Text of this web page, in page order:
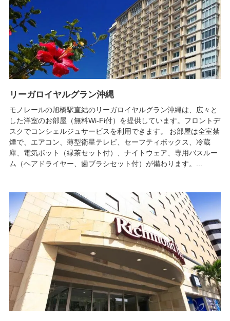
リーガロイヤルグラン沖縄
モノレールの旭橋駅直結のリーガロイヤルグラン沖縄は、広々と
した洋室のお部屋（無料Wi-Fi付）を提供しています。フロントデ
スクでコンシェルジュサービスを利用できます。 お部屋は全室禁
煙で、エアコン、薄型衛星テレビ、セーフティボックス、冷蔵
庫、電気ポット（緑茶セット付）、ナイトウェア、専用バスルー
ム（ヘアドライヤー、歯ブラシセット付）が備わります。...